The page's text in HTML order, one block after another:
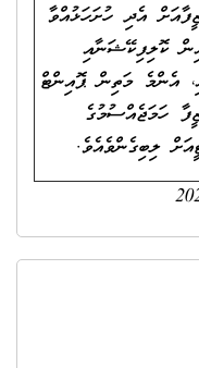
އެދި ހުށަހަޅުއްވާ
ކޮލިފިކޭޝަނާއި
އެންމެ މަތިން ޕޮއިންޓް
ހަމަޖެއްސުމުގެ
ލިބިގެންވެއެވެ.